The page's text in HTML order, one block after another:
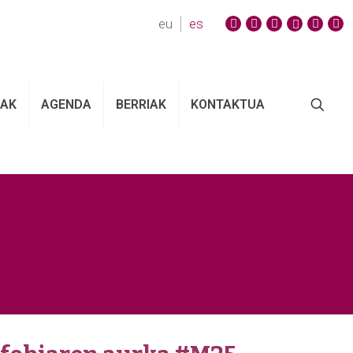
eu es
AGENDA BERRIAK KONTAKTUA